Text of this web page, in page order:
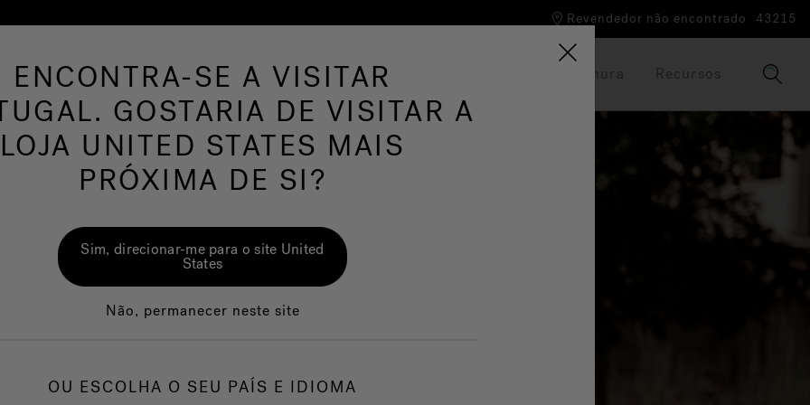
Revendedor não encontrado 43215
de Natação Mundo banho Wellness Brochura Recursos
ENCONTRA-SE A VISITAR
GOSTARIA DE VISITAR A
LOJA UNITED STATES MAIS
PRÓXIMA DE SI?
Sim, direcionar-me para o site United
States
Não, permanecer neste site
OU ESCOLHA O SEU PAÍS E IDIOMA